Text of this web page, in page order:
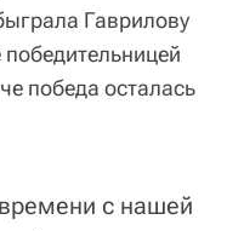
Гаврилову
победа осталась
с нашей